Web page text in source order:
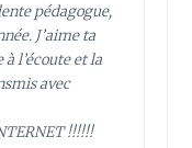
pédagogue,
J’aime ta
l’écoute et la
avec
!!!!!!